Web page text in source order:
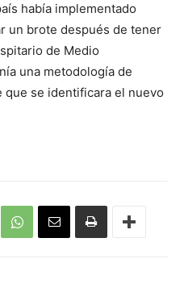
había implementado
un brote después de tener
de Medio
una metodología de
que se identificara el nuevo